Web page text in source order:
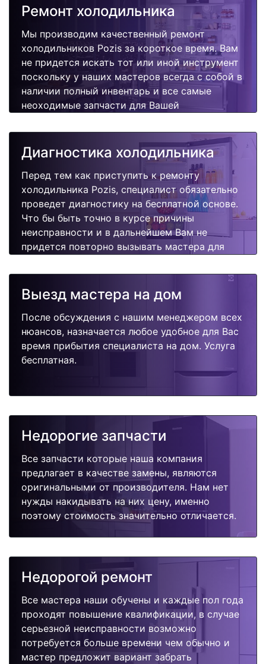
Ремонт холодильника
Мы производим качественный ремонт
холодильников Pozis за короткое время. Вам
не придется искать тот или иной инструмент
поскольку у наших мастеров всегда с собой в
наличии полный инвентарь и все самые
неоходимые запчасти для Вашей
качественно и недорого.
Диагностика холодильника
Перед тем как приступить к ремонту
холодильника Pozis, специалист обязательно
проведет диагностику на бесплатной основе.
Что бы быть точно в курсе причины
неисправности и в дальнейшем Вам не
придется повторно вызывать мастера для
Выезд мастера на дом
После обсуждения с нашим менеджером всех
нюансов, назначается любое удобное для Вас
время прибытия специалиста на дом. Услуга
бесплатная.
Недорогие запчасти
Все запчасти которые наша компания
предлагает в качестве замены, являются
оригинальными от производителя. Нам нет
нужды накидывать на них цену, именно
поэтому стоимость значительно отличается.
Недорогой ремонт
Все мастера наши обучены и каждые пол года
проходят повышение квалификации, в случае
серьезной неисправности возможно
потребуется больше времени чем обычно и
мастер предложит вариант забрать